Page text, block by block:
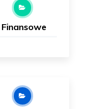
Finansowe